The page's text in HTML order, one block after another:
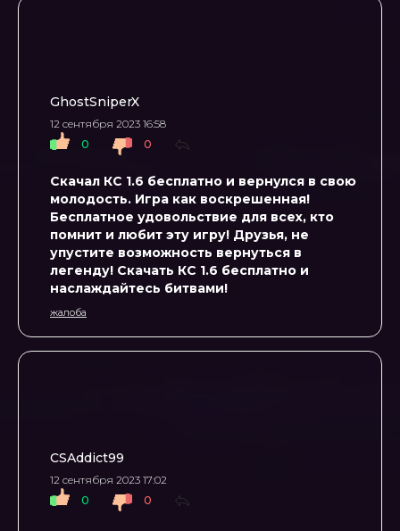
GhostSniperX
12 сентября 2023 16:58
0
0
Скачал КС 1.6 бесплатно и вернулся в свою
молодость. Игра как воскрешенная!
Бесплатное удовольствие для всех, кто
помнит и любит эту игру! Друзья, не
упустите возможность вернуться в
легенду! Скачать КС 1.6 бесплатно и
наслаждайтесь битвами!
жалоба
CSAddict99
12 сентября 2023 17:02
0
0